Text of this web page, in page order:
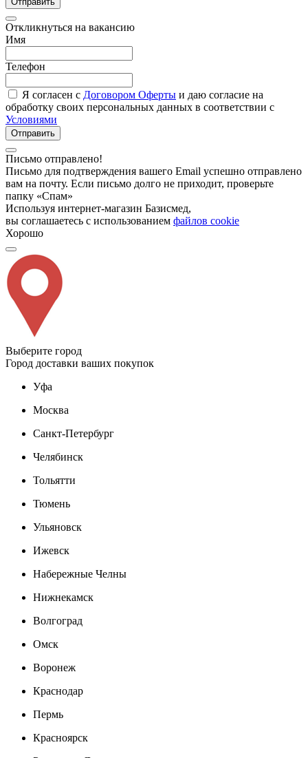
Откликнуться на вакансию
Имя
Телефон
Я согласен с Договором Оферты и даю согласие на
обработку своих персональных данных в соответствии с
Условиями
Отправить
Письмо отправлено!
Письмо для подтверждения вашего Email успешно отправлено
вам на почту. Если письмо долго не приходит, проверьте
папку «Спам»
Используя интернет-магазин Базисмед,
вы соглашаетесь с использованием файлов cookie
Хорошо
Выберите город
Город доставки ваших покупок
Уфа
Москва
Санкт-Петербург
Челябинск
Тольятти
Тюмень
Ульяновск
Ижевск
Набережные Челны
Нижнекамск
Волгоград
Омск
Воронеж
Краснодар
Пермь
Красноярск